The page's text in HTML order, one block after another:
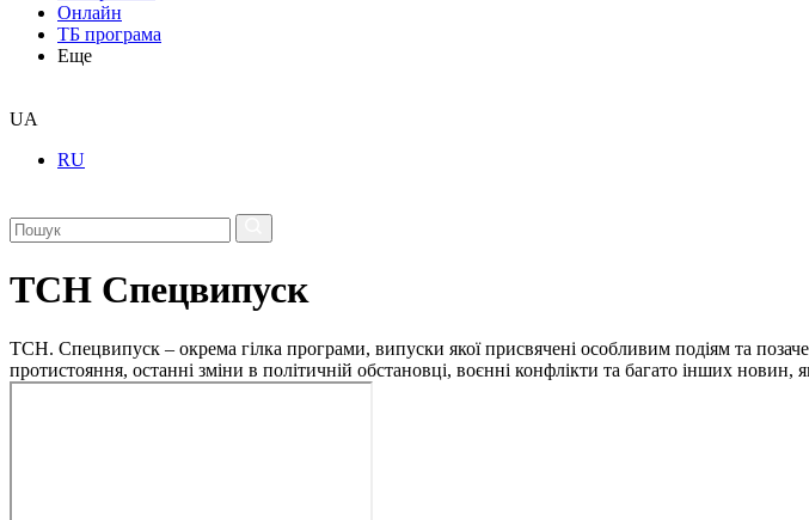
Онлайн
ТБ програма
Еще
UA
RU
ТСН Спецвипуск
ТСН. Спецвипуск – окрема гілка програми, випуски якої присвячені особливим подіям та
протистояння, останні зміни в політичній обстановці, воєнні конфлікти та багато інших